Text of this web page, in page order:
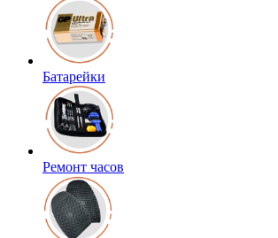
Батарейки
Ремонт часов